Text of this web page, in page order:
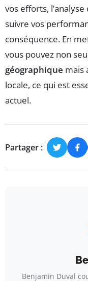
vos efforts,
suivre vos
conséquence. En
vous pouvez non
géographique mais
locale, ce qui est
actuel.
Partager :
Benjamin Duval